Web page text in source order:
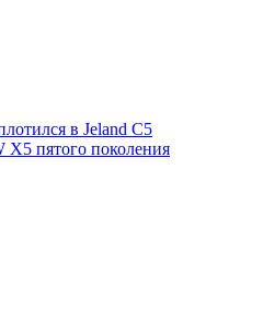
в Jeland C5
X5 пятого поколения